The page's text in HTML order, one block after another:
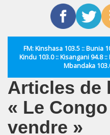
FM: Kinshasa 103.5 :: Bunia
Kindu 103.0 :: Kisangani 94.8
Mbandaka
Articles de
« Le
vendre »